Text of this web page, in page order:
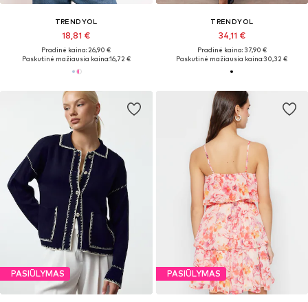
TRENDYOL
18,81 €
Pradinė kaina: 26,90 €
Paskutinė mažiausia kaina:16,72 €
TRENDYOL
34,11 €
Pradinė kaina: 37,90 €
Paskutinė mažiausia kaina:30,32 €
PASIŪLYMAS PASIŪLYMAS